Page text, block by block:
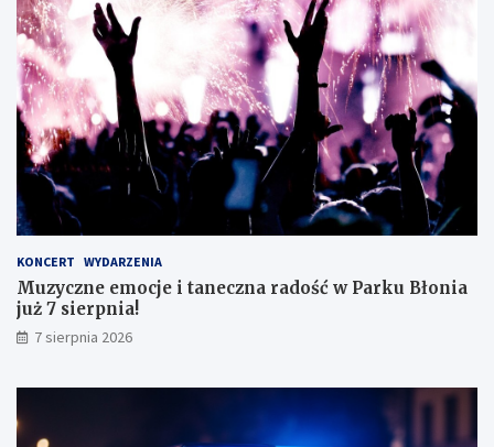
t
ę
z
d
o
s
k
o
n
a
ł
m
i
w
y
k
a
m
n
e
g
o
!
KONCERT WYDARZENIA
Muzyczne emocje i taneczna radość w Parku Błonia
już 7 sierpnia!
7 sierpnia 2026